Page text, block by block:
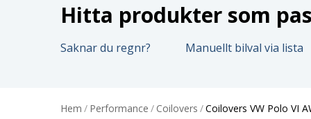
Hitta produkter som
Saknar du regnr? Manuellt bilval via lista
Hem / Performance / Coilovers /Coilovers VW Polo VI